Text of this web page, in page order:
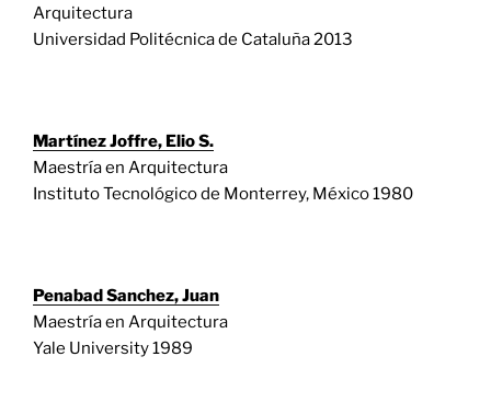
Arquitectura
Universidad Politécnica de Cataluña 2013
Martínez Joffre, Elio S.
Maestría en Arquitectura
Instituto Tecnológico de Monterrey, México 1980
Penabad Sanchez, Juan
Maestría en Arquitectura
Yale University 1989